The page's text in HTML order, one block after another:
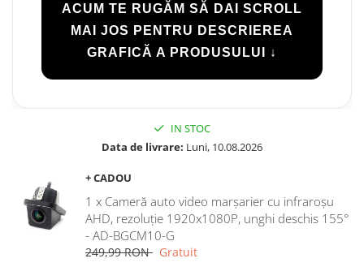
ACUM TE RUGĂM SĂ DAI SCROLL
MAI JOS PENTRU DESCRIEREA
GRAFICĂ A PRODUSULUI ↓
IN STOC
Data de livrare: Luni, 10.08.2026
+ CADOU
1 x Cameră auto video marșarier cu infraroșu
AHD, rezoluție 1920x1080P, unghi deschis 155°
- AD-BGCM10-G
249,99 RON Gratuit